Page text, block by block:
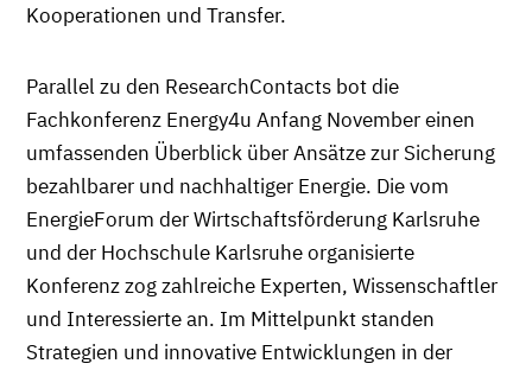
Kooperationen und Transfer.
Parallel zu den ResearchContacts bot die
Fachkonferenz Energy4u Anfang November einen
umfassenden Überblick über Ansätze zur Sicherung
bezahlbarer und nachhaltiger Energie. Die vom
EnergieForum der Wirtschaftsförderung Karlsruhe
und der Hochschule Karlsruhe organisierte
Konferenz zog zahlreiche Experten, Wissenschaftler
und Interessierte an. Im Mittelpunkt standen
Strategien und innovative Entwicklungen in der